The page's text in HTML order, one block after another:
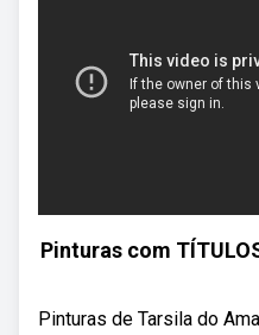
Pinturas com
Pinturas de Tarsila do